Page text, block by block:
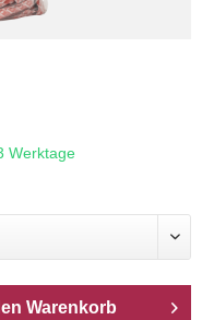
Werktage
Warenkorb